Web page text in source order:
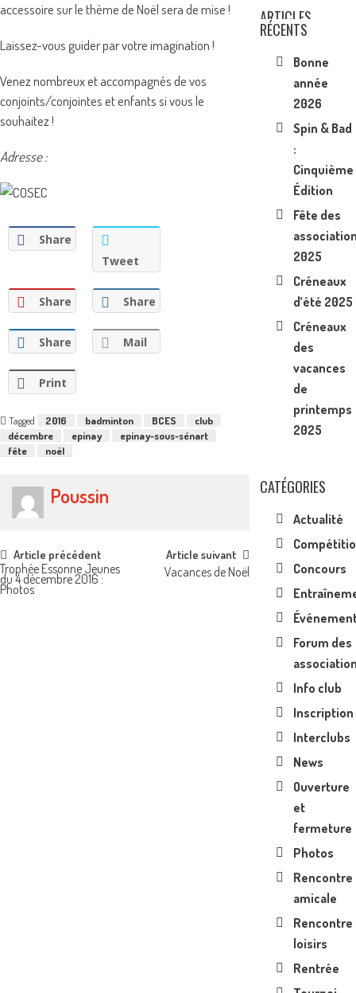
accessoire sur le thème de Noël sera de mise !
Laissez-vous guider par votre imagination !
Venez nombreux et accompagnés de vos
conjoints/conjointes et enfants si vous le
souhaitez !
Adresse :
Share
Tweet
Share Share
Share Mail
Print
Tagged 2016 badminton BCES
club
décembre
epinay
epinay-sous-sénart
fête
noël
Poussin
Post
navigation
Article précédent
Trophée Essonne Jeunes
du 4 décembre 2016 :
Photos
Article suivant
Vacances de Noël
ARTICLES
RÉCENTS
Bonne
année
2026
Spin & Bad
:
Cinquième
Édition
Fête des
2025
Créneaux
d’été 2025
Créneaux
des
vacances
de
printemps
2025
CATÉGORIES
Actualité
Concours
Forum des
Info club
Inscription
Interclubs
News
Ouverture
et
fermeture
Photos
Rencontre
amicale
Rencontre
loisirs
Rentrée